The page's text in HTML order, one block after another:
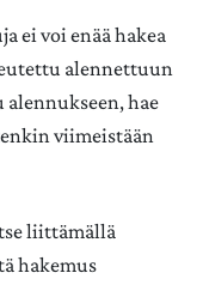
ei voi enää hakea
alennettuun
hae
viimeistään
liittämällä
hakemus